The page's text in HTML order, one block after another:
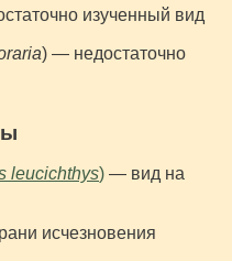
изученный вид
) — недостаточно
leucichthys) — вид на
исчезновения